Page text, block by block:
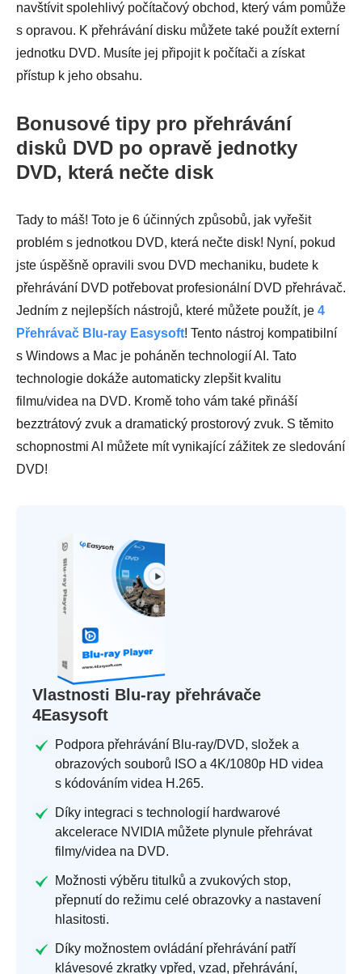
navštívit spolehlivý počítačový obchod, který vám pomůže
s opravou. K přehrávání disku můžete také použít externí
jednotku DVD. Musíte jej připojit k počítači a získat
přístup k jeho obsahu.
Bonusové tipy pro přehrávání
disků DVD po opravě jednotky
DVD, která nečte disk
Tady to máš! Toto je 6 účinných způsobů, jak vyřešit
problém s jednotkou DVD, která nečte disk! Nyní, pokud
jste úspěšně opravili svou DVD mechaniku, budete k
přehrávání DVD potřebovat profesionální DVD přehrávač.
Jedním z nejlepších nástrojů, které můžete použít, je 4
Přehrávač Blu-ray Easysoft! Tento nástroj kompatibilní
s Windows a Mac je poháněn technologií AI. Tato
technologie dokáže automaticky zlepšit kvalitu
filmu/videa na DVD. Kromě toho vám také přináší
bezztrátový zvuk a dramatický prostorový zvuk. S těmito
schopnostmi AI můžete mít vynikající zážitek ze sledování
DVD!
Vlastnosti Blu-ray přehrávače
4Easysoft
Podpora přehrávání Blu-ray/DVD, složek a
obrazových souborů ISO a 4K/1080p HD videa
s kódováním videa H.265.
Díky integraci s technologií hardwarové
akcelerace NVIDIA můžete plynule přehrávat
filmy/videa na DVD.
Možnosti výběru titulků a zvukových stop,
přepnutí do režimu celé obrazovky a nastavení
hlasitosti.
Díky možnostem ovládání přehrávání patří
klávesové zkratky vpřed, vzad, přehrávání,